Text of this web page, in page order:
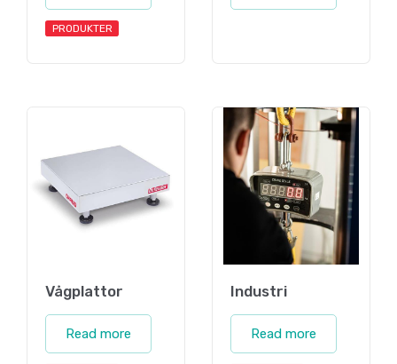
PRODUKTER
Vågplattor
Read more
Industri
Read more